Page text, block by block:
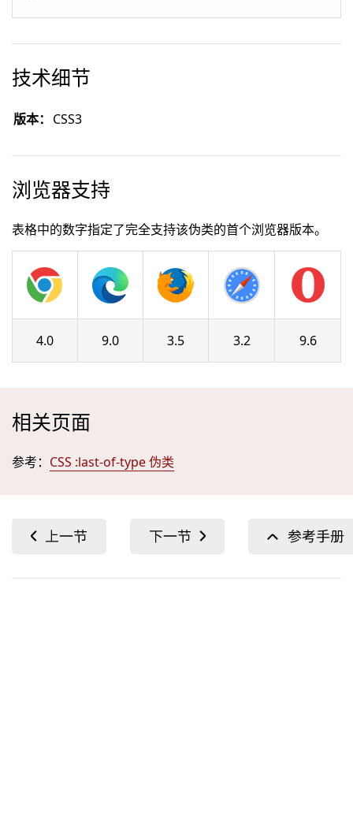
技术细节
版本： CSS3
浏览器支持
表格中的数字指定了完全支持该伪类的首个浏览器版本。
4.0 9.0 3.5 3.2 9.6
相关页面
参考： CSS :last-of-type 伪类